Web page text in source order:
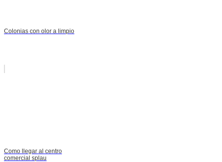
Colonias con olor a limpio
Como llegar al centro
comercial splau